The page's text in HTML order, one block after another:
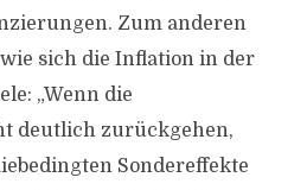
Zum anderen
sich die Inflation in der
„Wenn die
deutlich zurückgehen,
Sondereffekte